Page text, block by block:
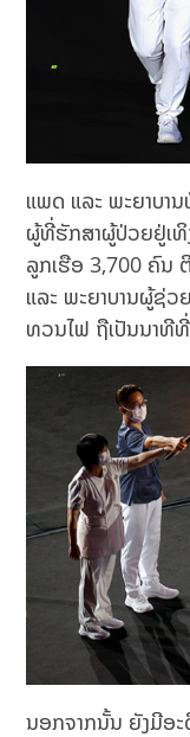
ແພດ ແລະ ພະຍາບາ
ຜູ້ທີ່ຮັກສາຜູ້ປ່ວຍຢູ່ເທິ
ລູກເຮືອ 3,700 ຄົນ
ແລະ ພະຍາບານຜູ້ຊ່
ທວນໄຟ ຖືເປັນນາທີ
ນອກຈາກນັ້ນ ຍັງມີອ